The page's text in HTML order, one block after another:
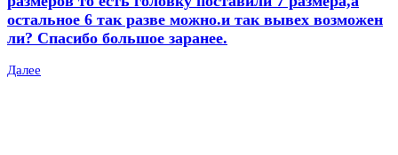
остальное 6 так разве можно.и так вывех возможен
ли? Спасибо большое заранее.
Далее